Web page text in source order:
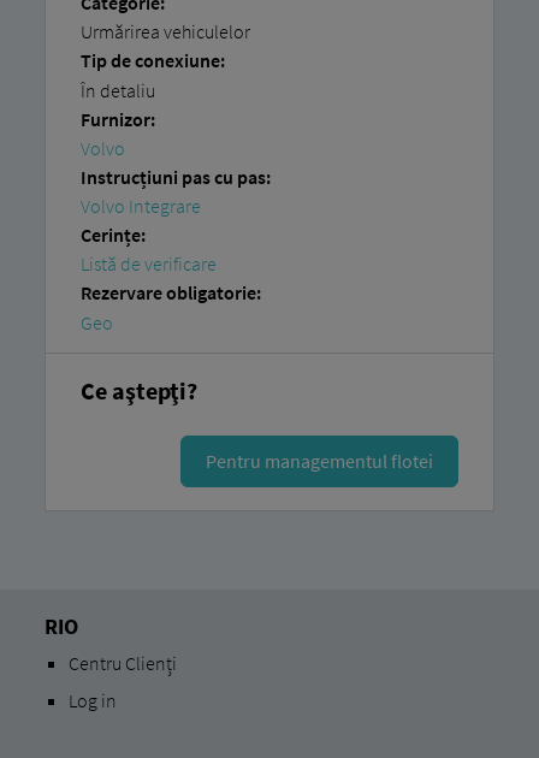
Urmărirea vehiculelor
Tip de conexiune:
În detaliu
Furnizor:
Volvo
Instrucțiuni pas cu pas:
Volvo Integrare
Cerințe:
Listă de verificare
Rezervare obligatorie:
Geo
Ce aştepţi?
Pentru managementul flotei
RIO
Centru Clienți
Log in